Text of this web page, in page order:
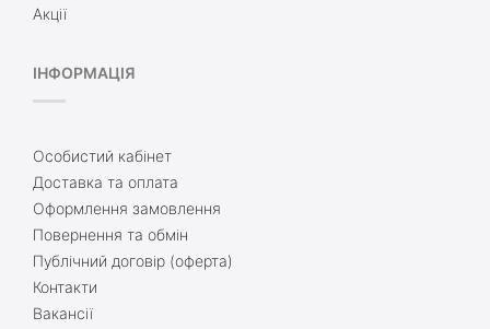
Акції
ІНФОРМАЦІЯ
Особистий кабінет
Доставка та оплата
Оформлення замовлення
Повернення та обмін
Публічний договір (оферта)
Контакти
Вакансії